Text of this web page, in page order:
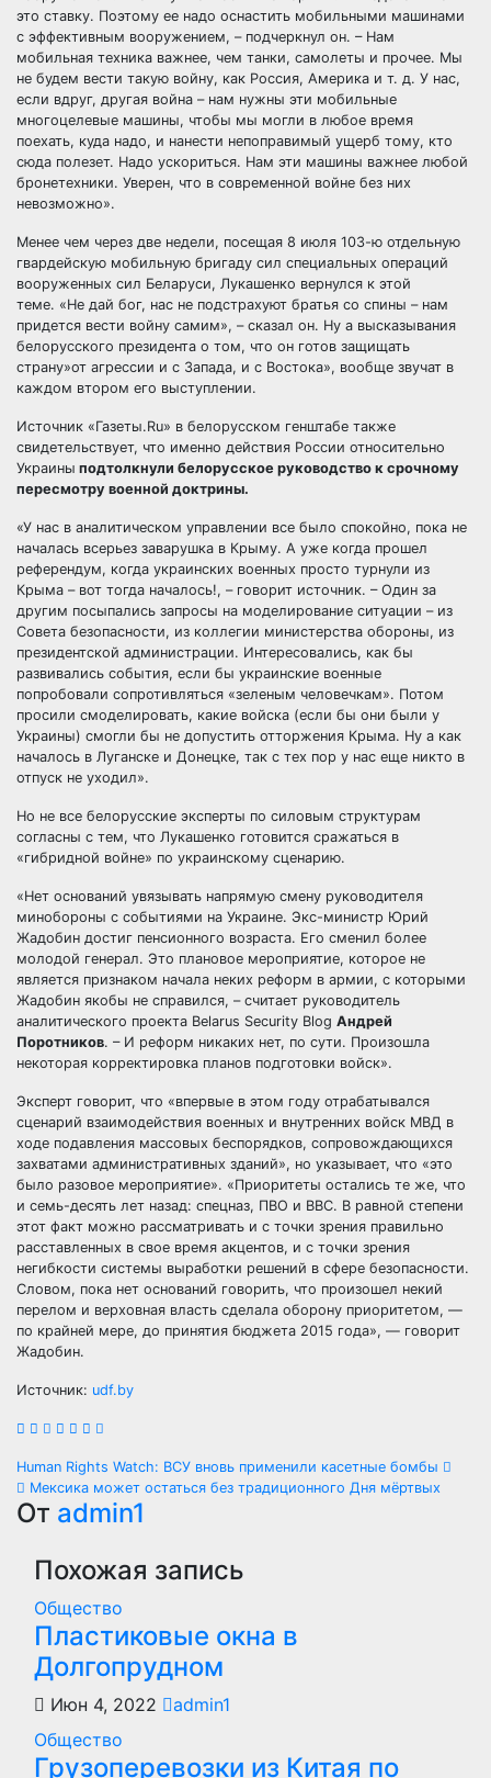
это ставку. Поэтому ее надо оснастить мобильными машинами
с эффективным вооружением, – подчеркнул он. – Нам
мобильная техника важнее, чем танки, самолеты и прочее. Мы
не будем вести такую войну, как Россия, Америка и т. д. У нас,
если вдруг, другая война – нам нужны эти мобильные
многоцелевые машины, чтобы мы могли в любое время
поехать, куда надо, и нанести непоправимый ущерб тому, кто
сюда полезет. Надо ускориться. Нам эти машины важнее любой
бронетехники. Уверен, что в современной войне без них
невозможно».
Менее чем через две недели, посещая 8 июля 103-ю отдельную
гвардейскую мобильную бригаду сил специальных операций
вооруженных сил Беларуси, Лукашенко вернулся к этой
теме. «Не дай бог, нас не подстрахуют братья со спины – нам
придется вести войну самим», – сказал он. Ну а высказывания
белорусского президента о том, что он готов защищать
страну»от агрессии и с Запада, и с Востока», вообще звучат в
каждом втором его выступлении.
Источник «Газеты.Ru» в белорусском генштабе также
свидетельствует, что именно действия России относительно
Украины подтолкнули белорусское руководство к срочному
пересмотру военной доктрины.
«У нас в аналитическом управлении все было спокойно, пока не
началась всерьез заварушка в Крыму. А уже когда прошел
референдум, когда украинских военных просто турнули из
Крыма – вот тогда началось!, – говорит источник. – Один за
другим посыпались запросы на моделирование ситуации – из
Совета безопасности, из коллегии министерства обороны, из
президентской администрации. Интересовались, как бы
развивались события, если бы украинские военные
попробовали сопротивляться «зеленым человечкам». Потом
просили смоделировать, какие войска (если бы они были у
Украины) смогли бы не допустить отторжения Крыма. Ну а как
началось в Луганске и Донецке, так с тех пор у нас еще никто в
отпуск не уходил».
Но не все белорусские эксперты по силовым структурам
согласны с тем, что Лукашенко готовится сражаться в
«гибридной войне» по украинскому сценарию.
«Нет оснований увязывать напрямую смену руководителя
минобороны с событиями на Украине. Экс-министр Юрий
Жадобин достиг пенсионного возраста. Его сменил более
молодой генерал. Это плановое мероприятие, которое не
является признаком начала неких реформ в армии, с которыми
Жадобин якобы не справился, – считает руководитель
аналитического проекта Belarus Security Blog Андрей
Поротников. – И реформ никаких нет, по сути. Произошла
некоторая корректировка планов подготовки войск».
Эксперт говорит, что «впервые в этом году отрабатывался
сценарий взаимодействия военных и внутренних войск МВД в
ходе подавления массовых беспорядков, сопровождающихся
захватами административных зданий», но указывает, что «это
было разовое мероприятие». «Приоритеты остались те же, что
и семь-десять лет назад: спецназ, ПВО и ВВС. В равной степени
этот факт можно рассматривать и с точки зрения правильно
расставленных в свое время акцентов, и с точки зрения
негибкости системы выработки решений в сфере безопасности.
Словом, пока нет оснований говорить, что произошел некий
перелом и верховная власть сделала оборону приоритетом, —
по крайней мере, до принятия бюджета 2015 года», — говорит
Жадобин.
Источник: udf.by
Навигация
по
записям
Human Rights Watch: ВСУ вновь применили касетные бомбы
Мексика может остаться без традиционного Дня мёртвых
От admin1
Похожая запись
Общество
Пластиковые окна в
Долгопрудном
Июн 4, 2022
admin1
Общество
Грузоперевозки из Китая по